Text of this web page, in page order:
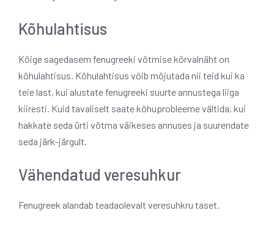
Kõhulahtisus
Kõige sagedasem fenugreeki võtmise kõrvalnäht on
kõhulahtisus. Kõhulahtisus võib mõjutada nii teid kui ka
teie last, kui alustate fenugreeki suurte annustega liiga
kiiresti. Kuid tavaliselt saate kõhuprobleeme vältida, kui
hakkate seda ürti võtma väikeses annuses ja suurendate
seda järk-järgult.
Vähendatud veresuhkur
Fenugreek alandab teadaolevalt veresuhkru taset.